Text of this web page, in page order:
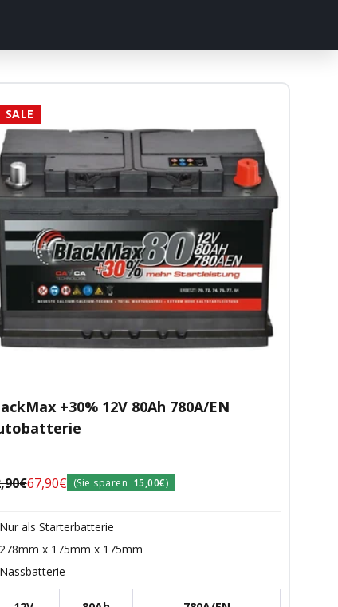
SALE
+30% 12V 80Ah 780A/EN
Angebotspreis
67,90€ (Sie sparen 15,00€)
als Starterbatterie
x 175mm x 175mm